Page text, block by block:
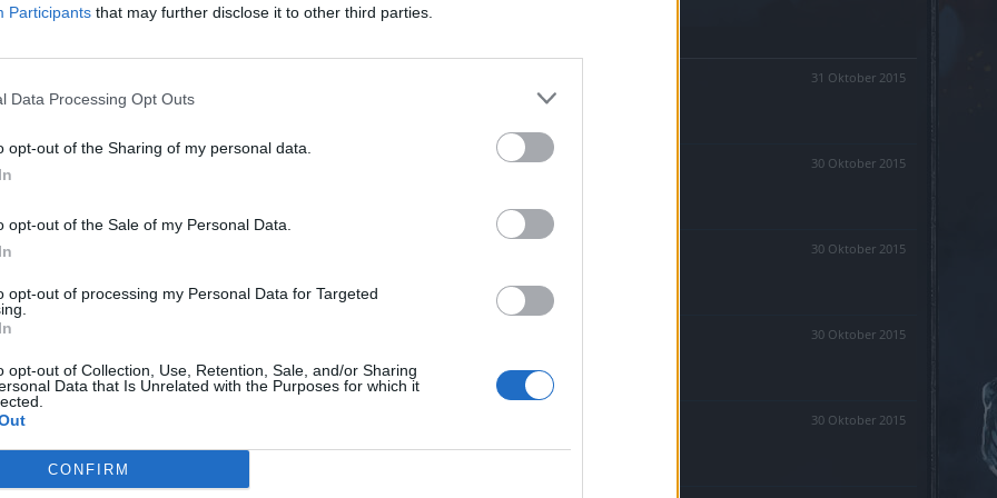
Participants that may further disclose it to other third parties.
Data Processing Opt Outs
opt-out of the Sharing of my personal data.
opt-out of the Sale of my Personal Data.
opt-out of processing my Personal Data for Targeted
opt-out of Collection, Use, Retention, Sale, and/or Sharing
Data that Is Unrelated with the Purposes for which it
CONFIRM
) 2016
31 Oktober 2015
30 Oktober 2015
30 Oktober 2015
30 Oktober 2015
30 Oktober 2015